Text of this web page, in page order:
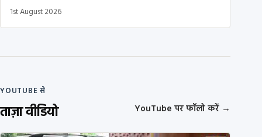
1st August 2026
YOUTUBE से
ताज़ा वीडियो YouTube पर फॉलो करें →